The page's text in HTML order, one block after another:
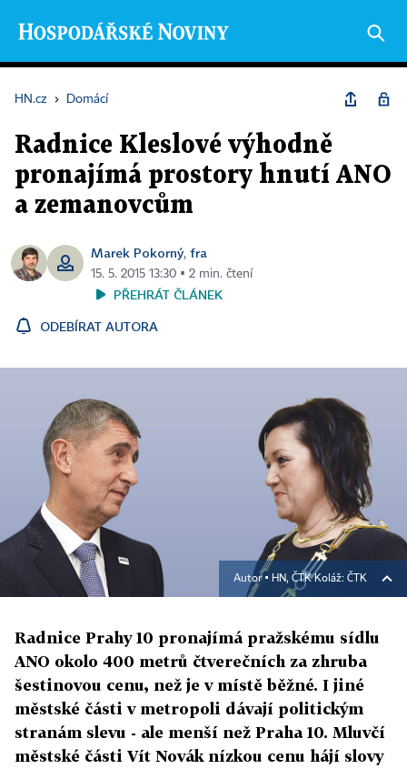
HN.cz › Domácí
Radnice Kleslové výhodně
pronajímá prostory hnutí ANO
a zemanovcům
Marek Pokorný, fra
15. 5. 2015 13:30 ▪ 2 min. čtení
PŘEHRÁT ČLÁNEK
ODEBÍRAT AUTORA
Autor ▪ HN, ČTK Koláž: ČTK
Radnice Prahy 10 pronajímá pražskému sídlu
ANO okolo 400 metrů čtverečních za zhruba
šestinovou cenu, než je v místě běžné. I jiné
městské části v metropoli dávají politickým
stranám slevu - ale menší než Praha 10. Mluvčí
městské části Vít Novák nízkou cenu hájí slovy